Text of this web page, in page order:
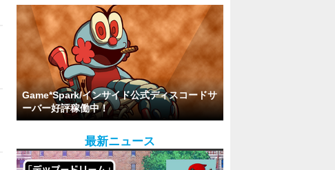
Game*Spark/インサイド公式ディスコードサ
ーバー好評稼働中！
最新ニュース